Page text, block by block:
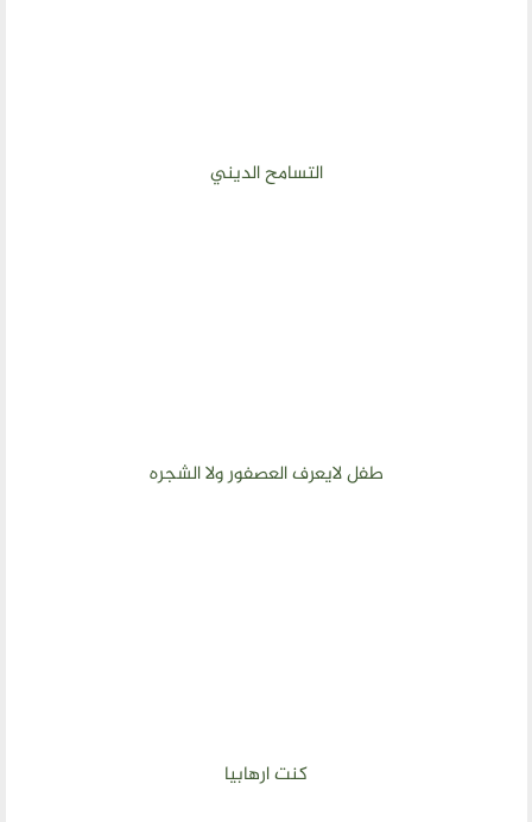
التسامح الديني
طفل لايعرف العصفور ولا الشجره
كنت ارهابيا